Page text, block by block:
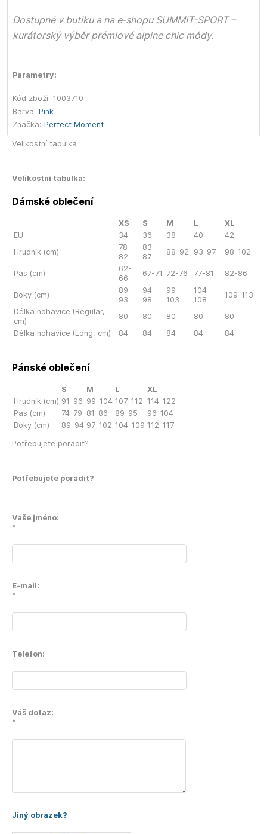
Dostupné v butiku a na e‑shopu SUMMIT-SPORT –
kurátorský výběr prémiové alpine chic módy.
Parametry:
Kód zboží: 1003710
Barva: Pink
Značka: Perfect Moment
Velikostní tabulka
Velikostní tabulka:
Dámské oblečení
XS S M L
XL
EU
34 36 38 40
42
Hrudník (cm)
78-
82
83-
87
88-92 93-97 98-102
Pas (cm)
62-
66
67-71 72-76 77-81 82-86
Boky (cm)
89-
93
94-
98
99-
103
104-
108
109-113
Délka nohavice (Regular,
cm)
80 80 80 80
80
Délka nohavice (Long, cm)
84 84 84 84 84
Pánské oblečení
S M L
XL
Hrudník (cm) 91-96 99-104 107-112 114-122
Pas (cm)
74-79 81-86 89-95
96-104
Boky (cm)
89-94 97-102 104-109 112-117
Potřebujete poradit?
Potřebujete poradit?
Vaše jméno:
*
E-mail:
*
Telefon:
Váš dotaz:
*
Jiný obrázek?